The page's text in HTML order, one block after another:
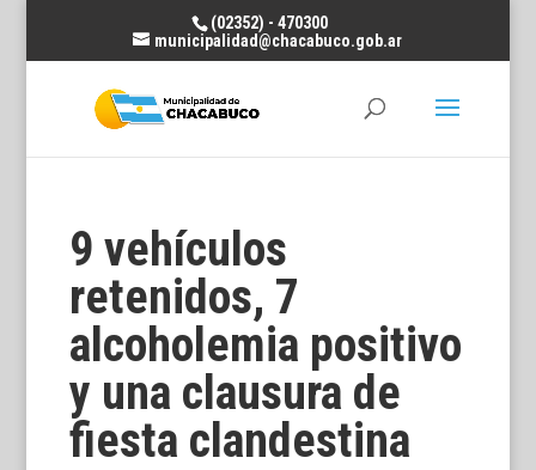
(02352) - 470300
municipalidad@chacabuco.gob.ar
9 vehículos
retenidos, 7
alcoholemia positivo
y una clausura de
fiesta clandestina